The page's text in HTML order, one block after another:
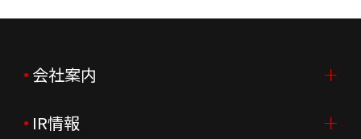
会社案内
会社案内TOP
IR情報